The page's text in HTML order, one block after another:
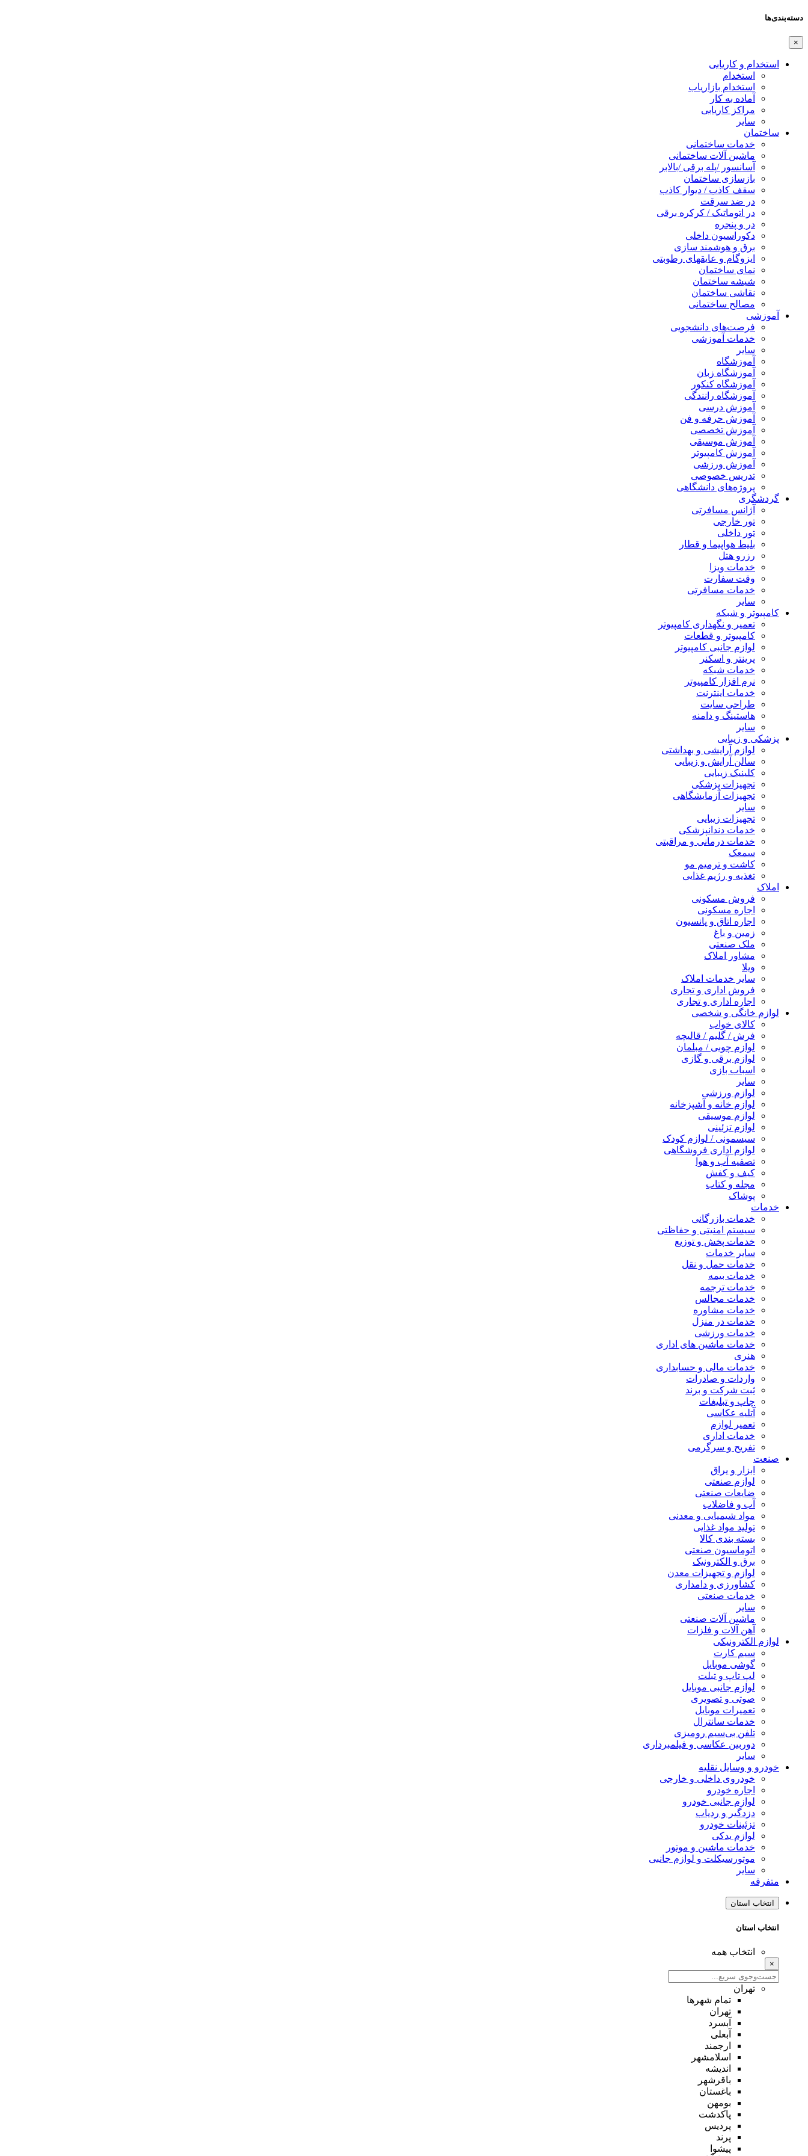
دسته‌بندی‌ها
×
استخدام و کاریابی
استخدام
استخدام بازاریاب
آماده به کار
مراکز کاریابی
سایر
ساختمان
خدمات ساختمانی
ماشین آلات ساختمانی
آسانسور /پله برقی /بالابر
بازسازی ساختمان
سقف کاذب / دیوار کاذب
در ضد سرقت
در اتوماتیک / کرکره برقی
در و پنجره
دکوراسیون داخلی
برق و هوشمند سازی
ایزوگام و عایقهای رطوبتی
نمای ساختمان
شیشه ساختمان
نقاشی ساختمان
مصالح ساختمانی
آموزشی
فرصت‌های دانشجویی
خدمات آموزشی
سایر
آموزشگاه
آموزشگاه زبان
آموزشگاه کنکور
آموزشگاه رانندگی
آموزش درسی
آموزش حرفه و فن
آموزش تخصصی
آموزش موسیقی
آموزش کامپیوتر
آموزش ورزشی
تدریس خصوصی
پروژه‌های دانشگاهی
گردشگری
آژانس مسافرتی
تور خارجی
تور داخلی
بلیط هواپیما و قطار
رزرو هتل
خدمات ویزا
وقت سفارت
خدمات مسافرتی
سایر
کامپیوتر و شبکه
تعمیر و نگهداری کامپیوتر
کامپیوتر و قطعات
لوازم جانبی کامپیوتر
پرینتر و اسکنر
خدمات شبکه
نرم افزار کامپیوتر
خدمات اینترنت
طراحی سایت
هاستینگ و دامنه
سایر
پزشکی و زیبایی
لوازم آرایشی و بهداشتی
سالن آرایش و زیبایی
کلینیک زیبایی
تجهیزات پزشکی
تجهیزات آزمایشگاهی
سایر
تجهیزات زیبایی
خدمات دندانپزشکی
خدمات درمانی و مراقبتی
سمعک
کاشت و ترمیم مو
تغذیه و رژیم غذایی
املاک
فروش مسکونی
اجاره مسکونی
اجاره اتاق و پانسیون
زمین و باغ
ملک صنعتی
مشاور املاک
ویلا
سایر خدمات املاک
فروش اداری و تجاری
اجاره اداری و تجاری
لوازم خانگی و شخصی
کالای خواب
فرش / گلیم / قالیچه
لوازم چوبی / مبلمان
لوازم برقی و گازی
اسباب بازی
سایر
لوازم ورزشی
لوازم خانه و آشپزخانه
لوازم موسیقی
لوازم تزئینی
سیسمونی / لوازم کودک
لوازم اداری فروشگاهی
تصفیه آب و هوا
کیف و کفش
مجله و کتاب
پوشاک
خدمات
خدمات بازرگانی
سیستم امنیتی و حفاظتی
خدمات پخش و توزیع
سایر خدمات
خدمات حمل و نقل
خدمات بیمه
خدمات ترجمه
خدمات مجالس
خدمات مشاوره
خدمات در منزل
خدمات ورزشی
خدمات ماشین های اداری
هنری
خدمات مالی و حسابداری
واردات و صادرات
ثبت شرکت و برند
چاپ و تبلیغات
آتلیه عکاسی
تعمیر لوازم
خدمات اداری
تفریح و سرگرمی
صنعت
ابزار و یراق
لوازم صنعتی
ضایعات صنعتی
آب و فاضلاب
مواد شیمیایی و معدنی
تولید مواد غذایی
بسته بندی کالا
اتوماسیون صنعتی
برق و الکترونیک
لوازم و تجهیزات معدن
کشاورزی و دامداری
خدمات صنعتی
سایر
ماشین آلات صنعتی
آهن آلات و فلزات
لوازم الکترونیکی
سیم کارت
گوشی موبایل
لپ تاپ و تبلت
لوازم جانبی موبایل
صوتی و تصویری
تعمیرات موبایل
خدمات سانترال
تلفن بی‌سیم رومیزی
دوربین عکاسی و فیلمبرداری
سایر
خودرو و وسایل نقلیه
خودروی داخلی و خارجی
اجاره خودرو
لوازم جانبی خودرو
دزدگیر و ردیاب
تزئینات خودرو
لوازم یدکی
خدمات ماشین و موتور
موتورسیکلت و لوازم جانبی
سایر
متفرقه
انتخاب استان
انتخاب استان
انتخاب همه
×
تهران
تمام شهر‌ها
تهران
آبسرد
آبعلی
ارجمند
اسلامشهر
اندیشه
باقرشهر
باغستان
بومهن
پاکدشت
پردیس
پرند
پیشوا